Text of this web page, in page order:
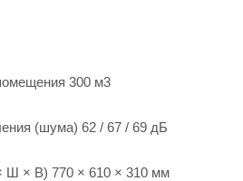
300 м3
(шума) 62 / 67 / 69 дБ
Ш × В) 770 × 610 × 310 мм